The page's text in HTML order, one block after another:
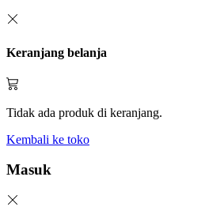
Keranjang belanja
Tidak ada produk di keranjang.
Kembali ke toko
Masuk